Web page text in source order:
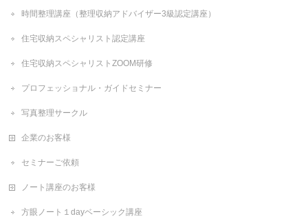
時間整理講座（整理収納アドバイザー3級認定講座）
住宅収納スペシャリスト認定講座
住宅収納スペシャリストZOOM研修
プロフェッショナル・ガイドセミナー
写真整理サークル
企業のお客様
セミナーご依頼
ノート講座のお客様
方眼ノート１dayベーシック講座